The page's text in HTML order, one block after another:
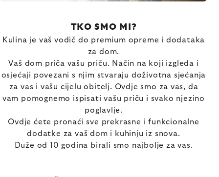
TKO SMO MI?
Kulina je vaš vodič do premium opreme i dodataka
za dom.
Vaš dom priča vašu priču. Način na koji izgleda i
osjećaji povezani s njim stvaraju doživotna sjećanja
za vas i vašu cijelu obitelj. Ovdje smo za vas, da
vam pomognemo ispisati vašu priču i svako njezino
poglavlje.
Ovdje ćete pronaći sve prekrasne i funkcionalne
dodatke za vaš dom i kuhinju iz snova.
Duže od 10 godina birali smo najbolje za vas.